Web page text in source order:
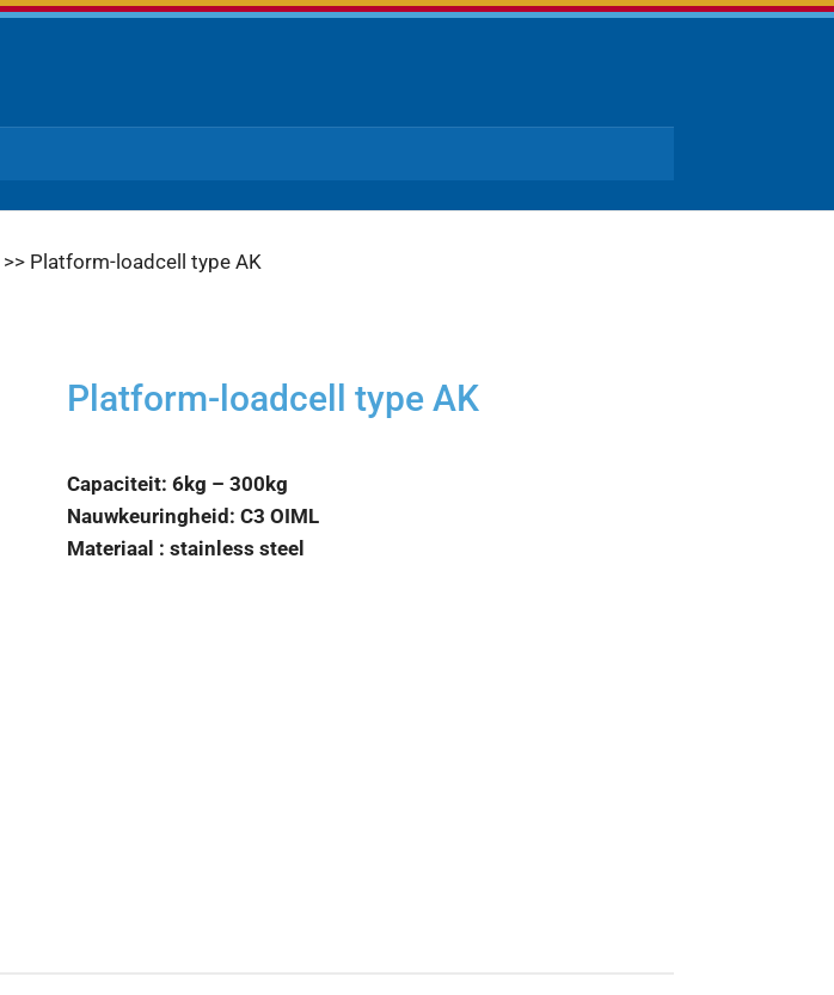
>> Platform-loadcell type AK
Platform-loadcell type AK
Capaciteit: 6kg – 300kg
Nauwkeuringheid: C3 OIML
Materiaal : stainless steel